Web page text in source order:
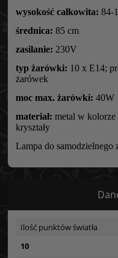
wysokość całkowita: 84-
średnica: 85 cm
zasilanie: 230V
typ żarówki: 10 x E14;
żarówek
moc max. żarówki: 40W
materiał: metal w kolorze
kryształy
Lampa do samodzielnego
Ilość punktów światła
10